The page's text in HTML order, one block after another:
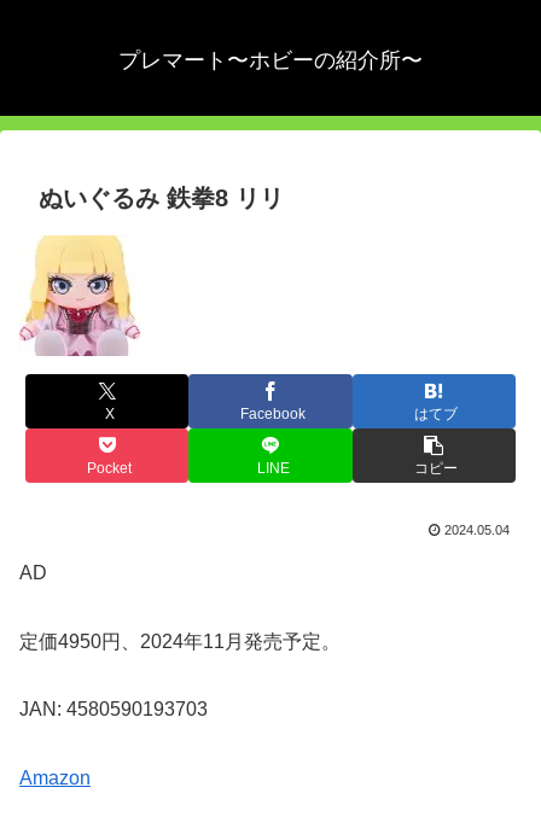
プレマート〜ホビーの紹介所〜
ぬいぐるみ 鉄拳8 リリ
X Facebook はてブ
Pocket LINE コピー
2024.05.04
AD
定価4950円、2024年11月発売予定。
JAN: 4580590193703
Amazon